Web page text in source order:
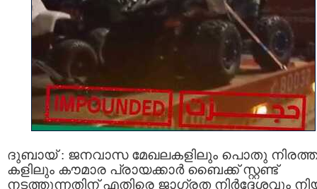
ദുബായ് : ജനവാസ മേഖലകളിലും പൊതു
കളിലും കൗമാര പ്രായക്കാർ ബൈക്ക് സ്റ്റണ്ട്
നടത്തുന്നതിന് എതിരെ ജാഗ്രത നിർദ്ദേശവും